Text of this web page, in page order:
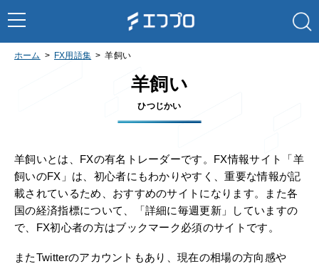
ホーム FX用語集 羊飼い
羊飼い
ひつじかい
羊飼いとは、FXの有名トレーダーです。FX情報サイト「羊
飼いのFX」は、初心者にもわかりやすく、重要な情報が記
載されているため、おすすめのサイトになります。また各
国の経済指標について、「詳細に毎週更新」していますの
で、FX初心者の方はブックマーク必須のサイトです。
またTwitterのアカウントもあり、現在の相場の方向感や